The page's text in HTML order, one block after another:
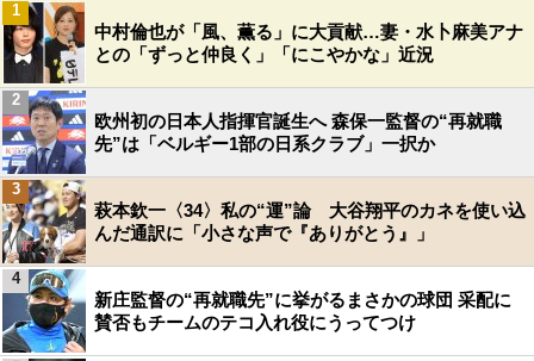
中村倫也が「風、薫る」に大貢献…妻・水卜麻美アナ
との「ずっと仲良く」「にこやかな」近況
1
欧州初の日本人指揮官誕生へ 森保一監督の“再就職
先”は「ベルギー1部の日系クラブ」一択か
2
萩本欽一〈34〉私の“運”論 大谷翔平のカネを使い込
んだ通訳に「小さな声で『ありがとう』」
3
新庄監督の“再就職先”に挙がるまさかの球団 采配に
賛否もチームのテコ入れ役にうってつけ
4